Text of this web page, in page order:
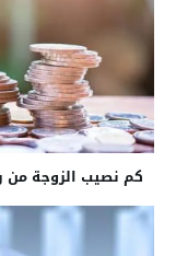
كم نصيب الزوجة من